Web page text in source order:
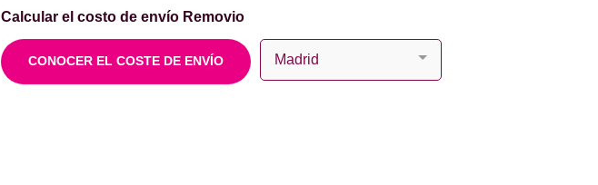
Calcular el costo de envío Removio
CONOCER EL COSTE DE ENVÍO